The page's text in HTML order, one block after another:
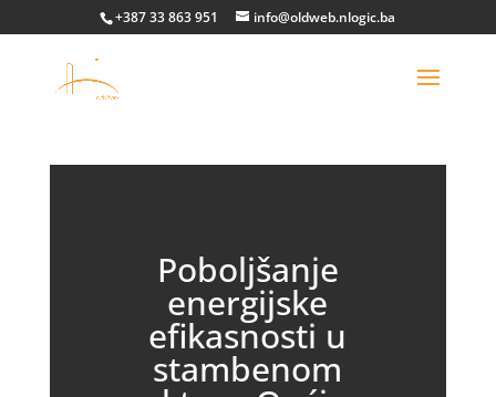
+387 33 863 951 info@oldweb.nlogic.ba
Poboljšanje
energijske
efikasnosti u
stambenom